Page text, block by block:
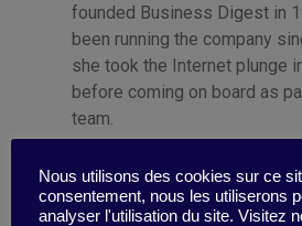
founded Business Digest in
been running the company
she took the Internet plunge
before coming on board as
team.
Nous utilisons des cookies sur ce
consentement, nous les utiliserons
analyser l'utilisation du site. Visitez